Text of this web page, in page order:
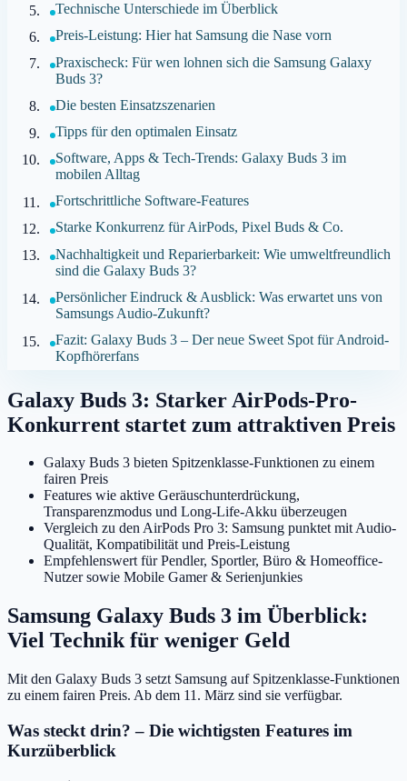
Technische Unterschiede im Überblick
Preis-Leistung: Hier hat Samsung die Nase vorn
Praxischeck: Für wen lohnen sich die Samsung Galaxy
Buds 3?
Die besten Einsatzszenarien
Tipps für den optimalen Einsatz
Software, Apps & Tech-Trends: Galaxy Buds 3 im
mobilen Alltag
Fortschrittliche Software-Features
Starke Konkurrenz für AirPods, Pixel Buds & Co.
Nachhaltigkeit und Reparierbarkeit: Wie umweltfreundlich
sind die Galaxy Buds 3?
Persönlicher Eindruck & Ausblick: Was erwartet uns von
Samsungs Audio-Zukunft?
Fazit: Galaxy Buds 3 – Der neue Sweet Spot für Android-
Kopfhörerfans
Galaxy Buds 3: Starker AirPods-Pro-
Konkurrent startet zum attraktiven Preis
Galaxy Buds 3 bieten Spitzenklasse-Funktionen zu einem
fairen Preis
Features wie aktive Geräuschunterdrückung,
Transparenzmodus und Long-Life-Akku überzeugen
Vergleich zu den AirPods Pro 3: Samsung punktet mit Audio-
Qualität, Kompatibilität und Preis-Leistung
Empfehlenswert für Pendler, Sportler, Büro & Homeoffice-
Nutzer sowie Mobile Gamer & Serienjunkies
Samsung Galaxy Buds 3 im Überblick:
Viel Technik für weniger Geld
Mit den Galaxy Buds 3 setzt Samsung auf Spitzenklasse-Funktionen
zu einem fairen Preis. Ab dem 11. März sind sie verfügbar.
Was steckt drin? – Die wichtigsten Features im
Kurzüberblick